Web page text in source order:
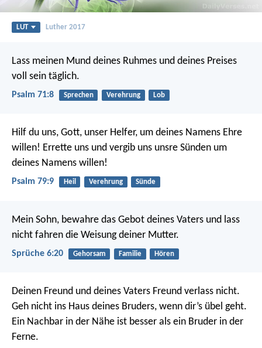
LUT Luther 2017
Lass meinen Mund deines Ruhmes und deines Preises
voll sein täglich.
Psalm 71:8 Sprechen Verehrung Lob
Hilf du uns, Gott, unser Helfer, um deines Namens Ehre
willen! Errette uns und vergib uns unsre Sünden um
deines Namens willen!
Psalm 79:9 Heil Verehrung Sünde
Mein Sohn, bewahre das Gebot deines Vaters und lass
nicht fahren die Weisung deiner Mutter.
Sprüche 6:20 Gehorsam Familie Hören
Deinen Freund und deines Vaters Freund verlass nicht.
Geh nicht ins Haus deines Bruders, wenn dir’s übel geht.
Ein Nachbar in der Nähe ist besser als ein Bruder in der
Ferne.